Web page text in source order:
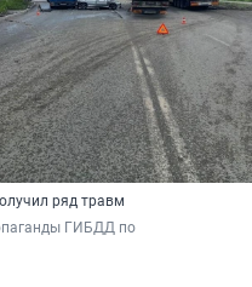
ряд травм
ГИБДД по